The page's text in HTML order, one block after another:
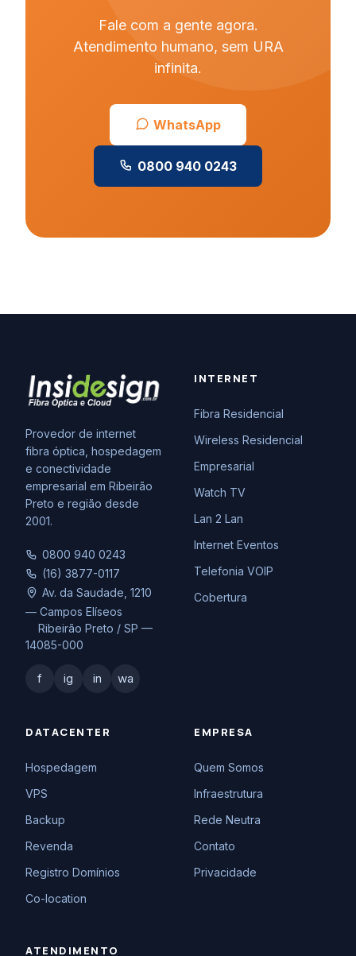
Fale com a gente agora.
Atendimento humano, sem URA
infinita.
WhatsApp
0800 940 0243
Provedor de internet
fibra óptica, hospedagem
e conectividade
empresarial em Ribeirão
Preto e região desde
2001.
0800 940 0243
(16) 3877-0117
Av. da Saudade, 1210
— Campos Elíseos
Ribeirão Preto / SP —
14085-000
f ig in wa
INTERNET
Fibra Residencial
Wireless Residencial
Empresarial
Watch TV
Lan 2 Lan
Internet Eventos
Telefonia VOIP
Cobertura
DATACENTER
Hospedagem
VPS
Backup
Revenda
Registro Domínios
Co-location
EMPRESA
Quem Somos
Infraestrutura
Rede Neutra
Contato
Privacidade
ATENDIMENTO